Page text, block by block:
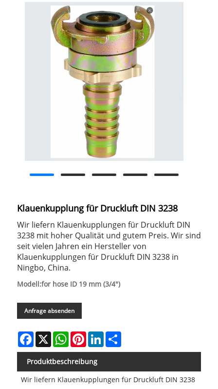
Klauenkupplung für Druckluft DIN 3238
Wir liefern Klauenkupplungen für Druckluft DIN
3238 mit hoher Qualität und gutem Preis. Wir sind
seit vielen Jahren ein Hersteller von
Klauenkupplungen für Druckluft DIN 3238 in
Ningbo, China.
Modell:for hose ID 19 mm (3/4")
Anfrage absenden
Facebook
X WhatsAppPinterestLinkedIn
Produktbeschreibung
Wir liefern Klauenkupplungen für Druckluft DIN 3238